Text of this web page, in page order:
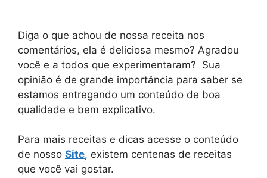
Diga o que achou de nossa receita nos
comentários, ela é deliciosa mesmo? Agradou
você e a todos que experimentaram? Sua
opinião é de grande importância para saber se
estamos entregando um conteúdo de boa
qualidade e bem explicativo.
Para mais receitas e dicas acesse o conteúdo
de nosso Site, existem centenas de receitas
que você vai gostar.